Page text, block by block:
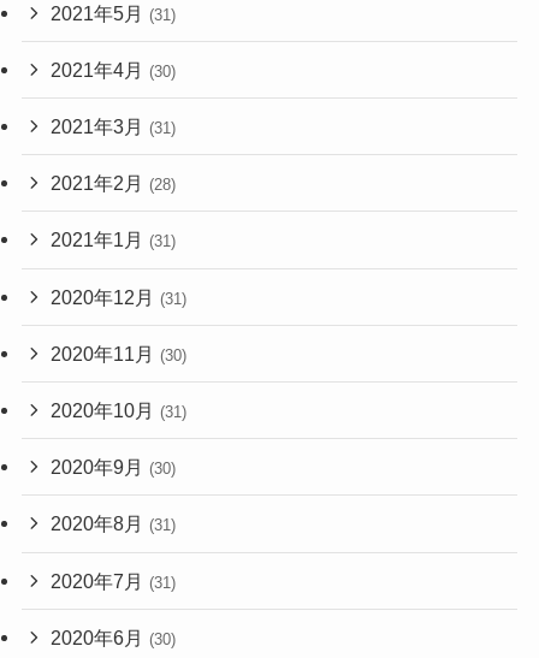
2021年5月 (31)
2021年4月 (30)
2021年3月 (31)
2021年2月 (28)
2021年1月 (31)
2020年12月 (31)
2020年11月 (30)
2020年10月 (31)
2020年9月 (30)
2020年8月 (31)
2020年7月 (31)
2020年6月 (30)